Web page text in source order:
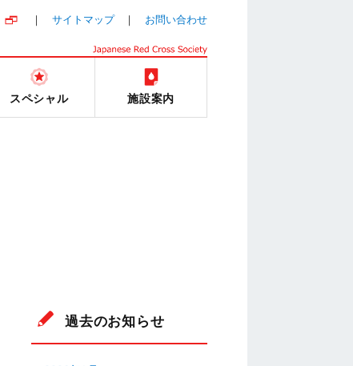
サイトマップ お問い合わせ
スペシャル 施設案内
過去のお知らせ